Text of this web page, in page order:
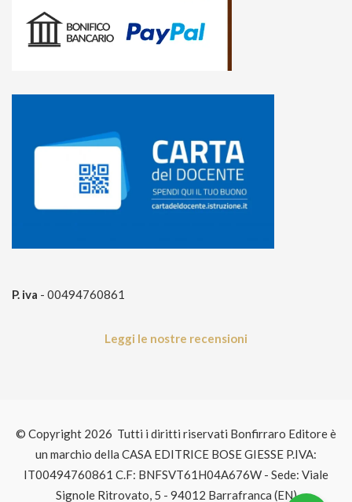
P. iva - 00494760861
Leggi le nostre recensioni
© Copyright 2026 Tutti i diritti riservati Bonfirraro Editore è
un marchio della CASA EDITRICE BOSE GIESSE P.IVA:
IT00494760861 C.F: BNFSVT61H04A676W - Sede: Viale
Signole Ritrovato, 5 - 94012 Barrafranca (EN)